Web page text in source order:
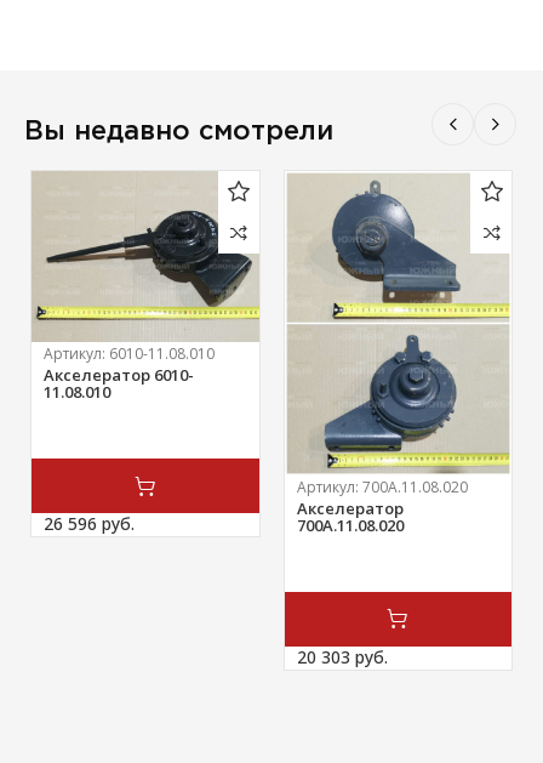
Вы недавно смотрели
Артикул: 6010-11.08.010
Акселератор 6010-
11.08.010
26 596 руб.
Артикул: 700А.11.08.020
Акселератор
700А.11.08.020
20 303 руб.